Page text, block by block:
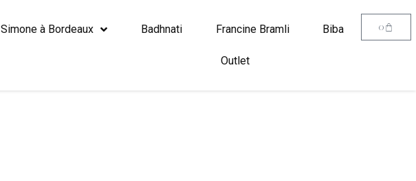
0
Simone à Bordeaux Badhnati Francine Bramli Biba
Outlet